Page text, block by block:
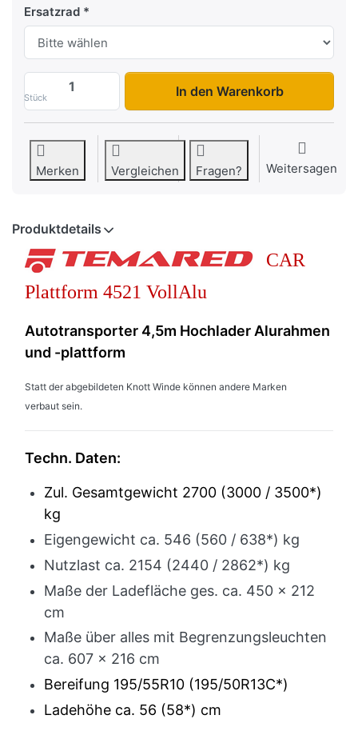
Ersatzrad
Stück
Car Plattform 4521 Vollalu zu 7.198,00 €,
In den Warenkorb
Merken Vergleichen Fragen? Weitersagen
Produktdetails
CAR
Plattform 4521 VollAlu
Autotransporter 4,5m Hochlader Alurahmen
und -plattform
Statt der abgebildeten Knott Winde können andere Marken
verbaut sein.
Techn. Daten:
Zul. Gesamtgewicht 2700 (3000 / 3500*)
kg
Eigengewicht ca. 546 (560 / 638*) kg
Nutzlast ca. 2154 (2440 / 2862*) kg
Maße der Ladefläche ges. ca. 450 x 212
cm
Maße über alles mit Begrenzungsleuchten
ca. 607 x 216 cm
Bereifung 195/55R10 (195/50R13C*)
Ladehöhe ca. 56 (58*) cm